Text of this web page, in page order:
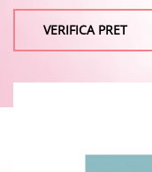
VERIFICA PRET